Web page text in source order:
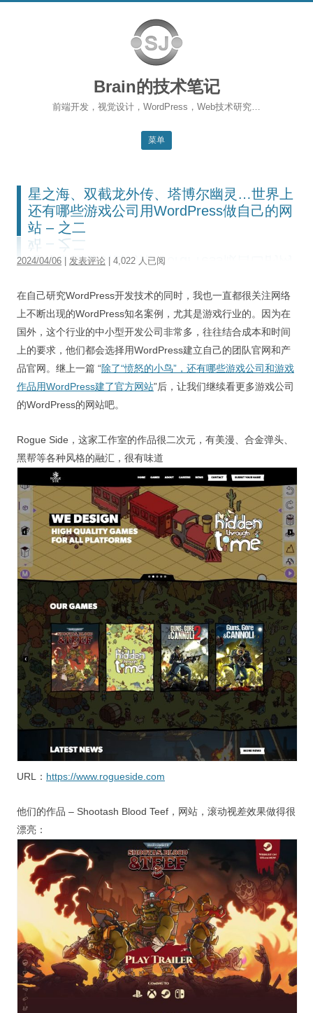
Brain的技术笔记
前端开发，视觉设计，WordPress，Web技术研究…
菜单
博客首页
前端开发
SEO
视觉/交互设计
杂项研究
作品集
星之海、双截龙外传、塔博尔幽灵…世界上
还有哪些游戏公司用WordPress做自己的网
站 – 之二
2024/04/06 发表评论 | 4,022 人已阅
在自己研究WordPress开发技术的同时，我也一直都很关注网络
上不断出现的WordPress知名案例，尤其是游戏行业的。因为在
国外，这个行业的中小型开发公司非常多，往往结合成本和时间
上的要求，他们都会选择用WordPress建立自己的团队官网和产
品官网。继上一篇 “除了“愤怒的小鸟”，还有哪些游戏公司和游戏
作品用WordPress建了官方网站”后，让我们继续看更多游戏公司
的WordPress的网站吧。
Rogue Side，这家工作室的作品很二次元，有美漫、合金弹头、
黑帮等各种风格的融汇，很有味道
URL： https://www.rogueside.com
他们的作品 – Shootash Blood Teef，网站，滚动视差效果做得很
漂亮：